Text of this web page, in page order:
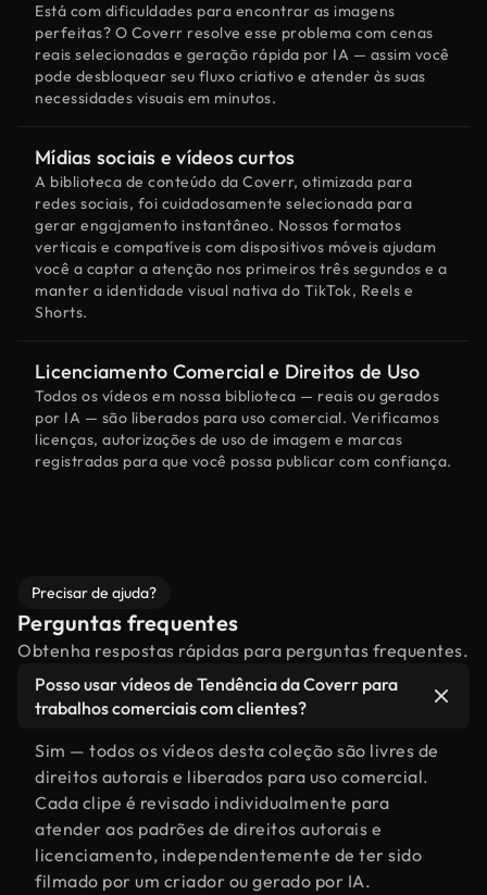
Está com dificuldades para encontrar as imagens
perfeitas? O Coverr resolve esse problema com cenas
reais selecionadas e geração rápida por IA — assim você
pode desbloquear seu fluxo criativo e atender às suas
necessidades visuais em minutos.
Mídias sociais e vídeos curtos
A biblioteca de conteúdo da Coverr, otimizada para
redes sociais, foi cuidadosamente selecionada para
gerar engajamento instantâneo. Nossos formatos
verticais e compatíveis com dispositivos móveis ajudam
você a captar a atenção nos primeiros três segundos e a
manter a identidade visual nativa do TikTok, Reels e
Shorts.
Licenciamento Comercial e Direitos de Uso
Todos os vídeos em nossa biblioteca — reais ou gerados
por IA — são liberados para uso comercial. Verificamos
licenças, autorizações de uso de imagem e marcas
registradas para que você possa publicar com confiança.
Precisar de ajuda?
Perguntas frequentes
Obtenha respostas rápidas para perguntas frequentes.
Posso usar vídeos de Tendência da Coverr para
trabalhos comerciais com clientes?
Sim — todos os vídeos desta coleção são livres de
direitos autorais e liberados para uso comercial.
Cada clipe é revisado individualmente para
atender aos padrões de direitos autorais e
licenciamento, independentemente de ter sido
filmado por um criador ou gerado por IA.